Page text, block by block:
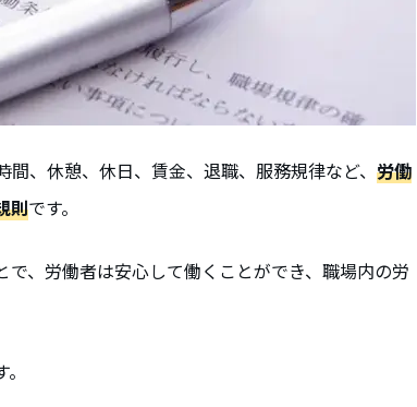
間、休憩、休日、賃金、退職、服務規律など、 労働
則です。
、労働者は安心して働くことができ、職場内の労